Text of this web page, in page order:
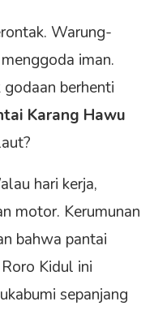
Warung-
iman.
berhenti
Karang Hawu
hari kerja,
motor. Kerumunan
bahwa pantai
Kidul ini
sepanjang